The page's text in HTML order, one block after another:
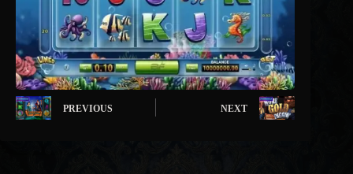
PREVIOUS NEXT